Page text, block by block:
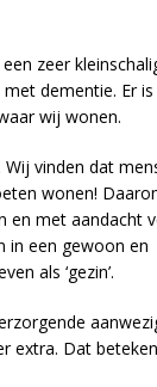
zeer
dementie. Er is
wij wonen.
vinden dat
wonen!
en met aandacht
in een gewoon en
als ‘gezin’.
extra. Dat